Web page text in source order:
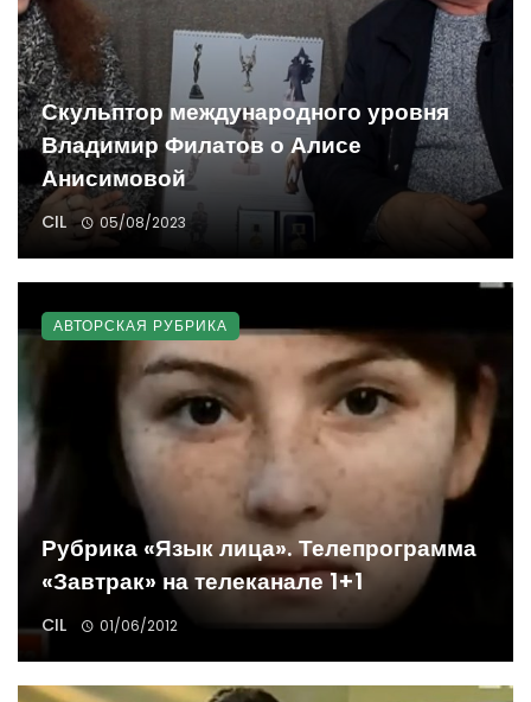
Скульптор международного уровня
Владимир Филатов о Алисе
Анисимовой
CIL 05/08/2023
Рубрика «Язык лица». Телепрограмма
«Завтрак» на телеканале 1+1
CIL 01/06/2012
АВТОРСКАЯ РУБРИКА